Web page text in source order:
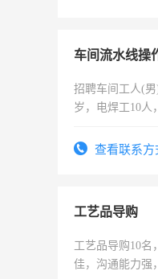
车间流水线操
招聘车间工人(男
岁，电焊工10人
宿，免费发放劳
查看联系方
工艺品导购
工艺品导购10名
佳，沟通能力强